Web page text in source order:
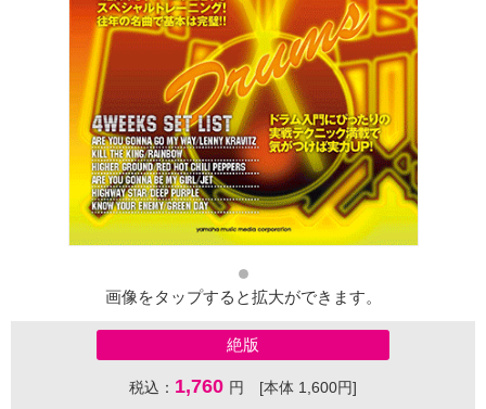
画像をタップすると拡大ができます。
絶版
税込： 1,760 円 [本体 1,600円]